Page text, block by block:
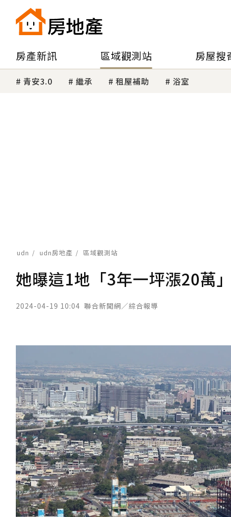
房產新訊 區域觀測站 房屋搜
青安3.0 繼承 租屋補助 浴室
udn udn房地產 區域觀測站
她曝這1地「3年一坪漲20萬
2024-04-19 10:04 聯合新聞網／綜合報導